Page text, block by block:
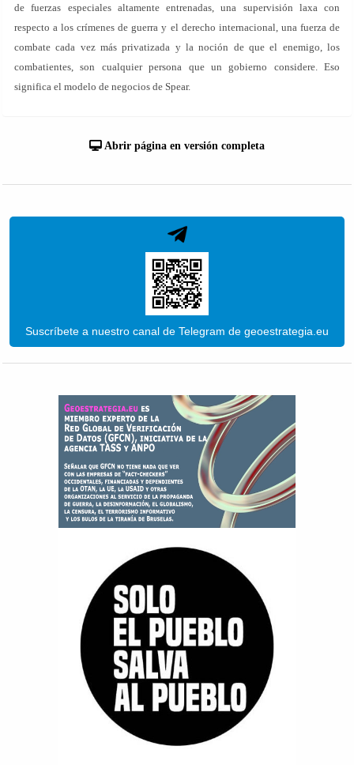
de fuerzas especiales altamente entrenadas, una supervisión laxa con
respecto a los crímenes de guerra y el derecho internacional, una fuerza de
combate cada vez más privatizada y la noción de que el enemigo, los
combatientes, son cualquier persona que un gobierno considere. Eso
significa el modelo de negocios de Spear.
Abrir página en versión completa
Suscríbete a nuestro canal de Telegram de geoestrategia.eu